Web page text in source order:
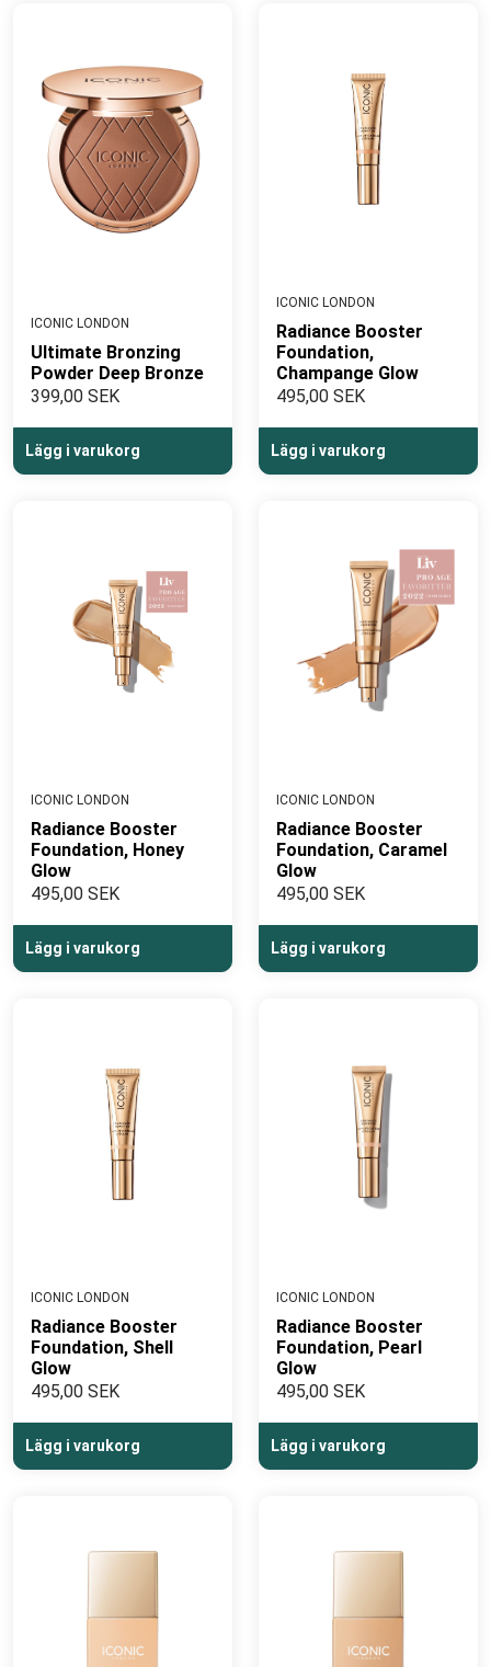
ICONIC LONDON
Ultimate Bronzing
Powder Deep Bronze
399,00 SEK
Lägg i varukorg
ICONIC LONDON
Radiance Booster
Foundation,
Champange Glow
495,00 SEK
Lägg i varukorg
ICONIC LONDON
Radiance Booster
Foundation, Honey
Glow
495,00 SEK
Lägg i varukorg
ICONIC LONDON
Radiance Booster
Foundation, Caramel
Glow
495,00 SEK
Lägg i varukorg
ICONIC LONDON
Radiance Booster
Foundation, Shell
Glow
495,00 SEK
Lägg i varukorg
ICONIC LONDON
Radiance Booster
Foundation, Pearl
Glow
495,00 SEK
Lägg i varukorg